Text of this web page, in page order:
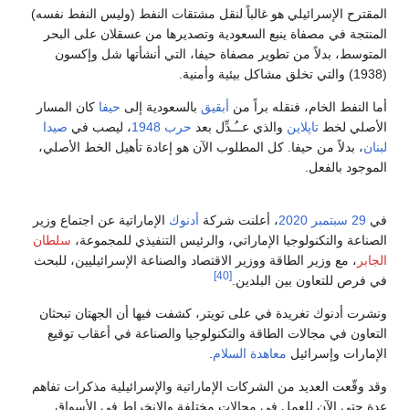
المقترح الإسرائيلي هو غالباً لنقل مشتقات النفط (وليس النفط نفسه)
المنتجة في مصفاة ينبع السعودية وتصديرها من عسقلان على البحر
المتوسط، بدلاً من تطوير مصفاة حيفا، التي أنشأتها شل وإكسون
(1938) والتي تخلق مشاكل بيئية وأمنية.
أما النفط الخام، فنقله براً من أبقيق بالسعودية إلى حيفا كان المسار
الأصلي لخط تاپلاين والذي عــُـدِّل بعد حرب 1948 ، ليصب في صيدا
لبنان، بدلاً من حيفا. كل المطلوب الآن هو إعادة تأهيل الخط الأصلي،
الموجود بالفعل.
في 29 سبتمبر 2020، أعلنت شركة أدنوك الإماراتية عن اجتماع وزير
الصناعة والتكنولوجيا الإماراتي، والرئيس التنفيذي للمجموعة، سلطان
الجابر ، مع وزير الطاقة ووزير الاقتصاد والصناعة الإسرائيليين، للبحث
في فرص للتعاون بين البلدين. [40]
ونشرت أدنوك تغريدة في على تويتر، كشفت فيها أن الجهتان تبحثان
التعاون في مجالات الطاقة والتكنولوجيا والصناعة في أعقاب توقيع
الإمارات وإسرائيل معاهدة السلام
وقد وقّعت العديد من الشركات الإماراتية والإسرائيلية مذكرات تفاهم
عدة حتى الآن للعمل في مجالات مختلفة والانخراط في الأسواق